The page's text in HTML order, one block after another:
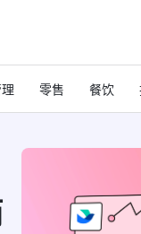
零售 餐饮